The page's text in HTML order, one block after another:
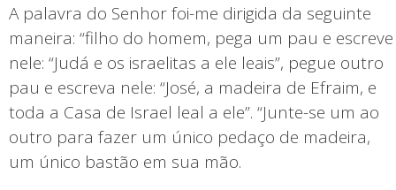
A palavra do Senhor foi-me dirigida da seguinte
maneira: “filho do homem, pega um pau e escreve
nele: “Judá e os israelitas a ele leais”, pegue outro
pau e escreva nele: “José, a madeira de Efraim, e
toda a Casa de Israel leal a ele”. “Junte-se um ao
outro para fazer um único pedaço de madeira,
um único bastão em sua mão.